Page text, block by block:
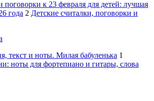
к 23 февраля для детей: лучшая
года 2 Детские считалки, поговорки и
текст и ноты. Милая бабуленька 1
ноты для фортепиано и гитары, слова